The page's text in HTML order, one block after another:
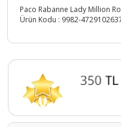
Paco Rabanne Lady Million
Ürün Kodu : 9982-